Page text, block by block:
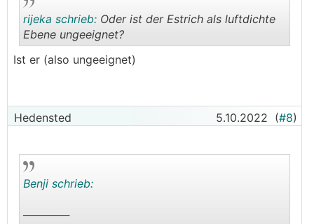
rijeka schrieb: Oder ist der Estrich als luftdichte
Ebene ungeeignet?
Ist er (also ungeeignet)
Hedensted 5.10.2022 (#8)
Benji schrieb:
──────